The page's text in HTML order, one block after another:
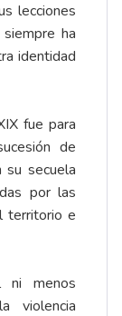
lecciones
ha
identidad
fue para
de
secuela
por las
territorio e
menos
violencia